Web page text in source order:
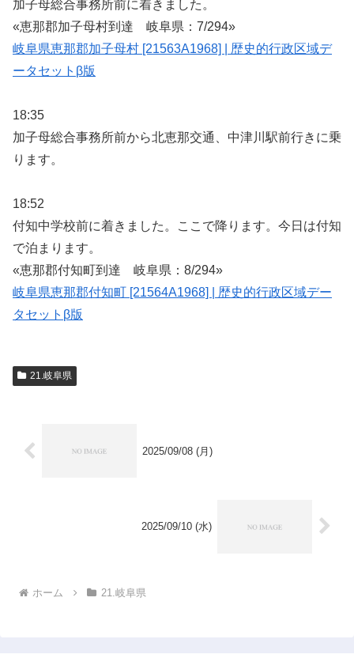
加子母総合事務所前に着きました。
«恵那郡加子母村到達 岐阜県：7/294»
岐阜県恵那郡加子母村 [21563A1968] | 歴史的行政区域デ
ータセットβ版
18:35
加子母総合事務所前から北恵那交通、中津川駅前行きに乗
ります。
18:52
付知中学校前に着きました。ここで降ります。今日は付知
で泊まります。
«恵那郡付知町到達 岐阜県：8/294»
岐阜県恵那郡付知町 [21564A1968] | 歴史的行政区域デー
タセットβ版
21.岐阜県
2025/09/08 (月)
2025/09/10 (水)
ホーム 21.岐阜県